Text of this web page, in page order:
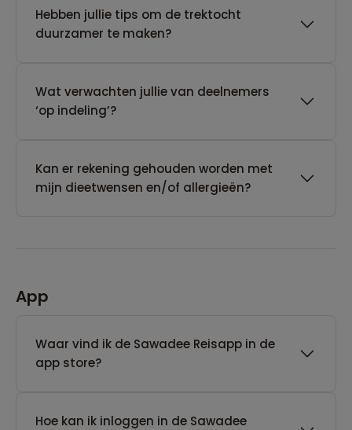
Hebben jullie tips om de trektocht
duurzamer te maken?
Wat verwachten jullie van deelnemers
‘op indeling’?
Kan er rekening gehouden worden met
mijn dieetwensen en/of allergieën?
App
Waar vind ik de Sawadee Reisapp in de
app store?
Hoe kan ik inloggen in de Sawadee